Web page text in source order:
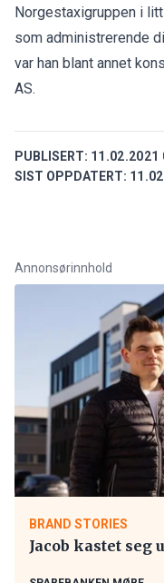
Norgestaxigruppen i
som administrerende
var han blant annet
AS.
PUBLISERT: 11.02.2021
SIST OPPDATERT:
Annonsørinnhold
BRAND STORIES
Jacob kastet seg